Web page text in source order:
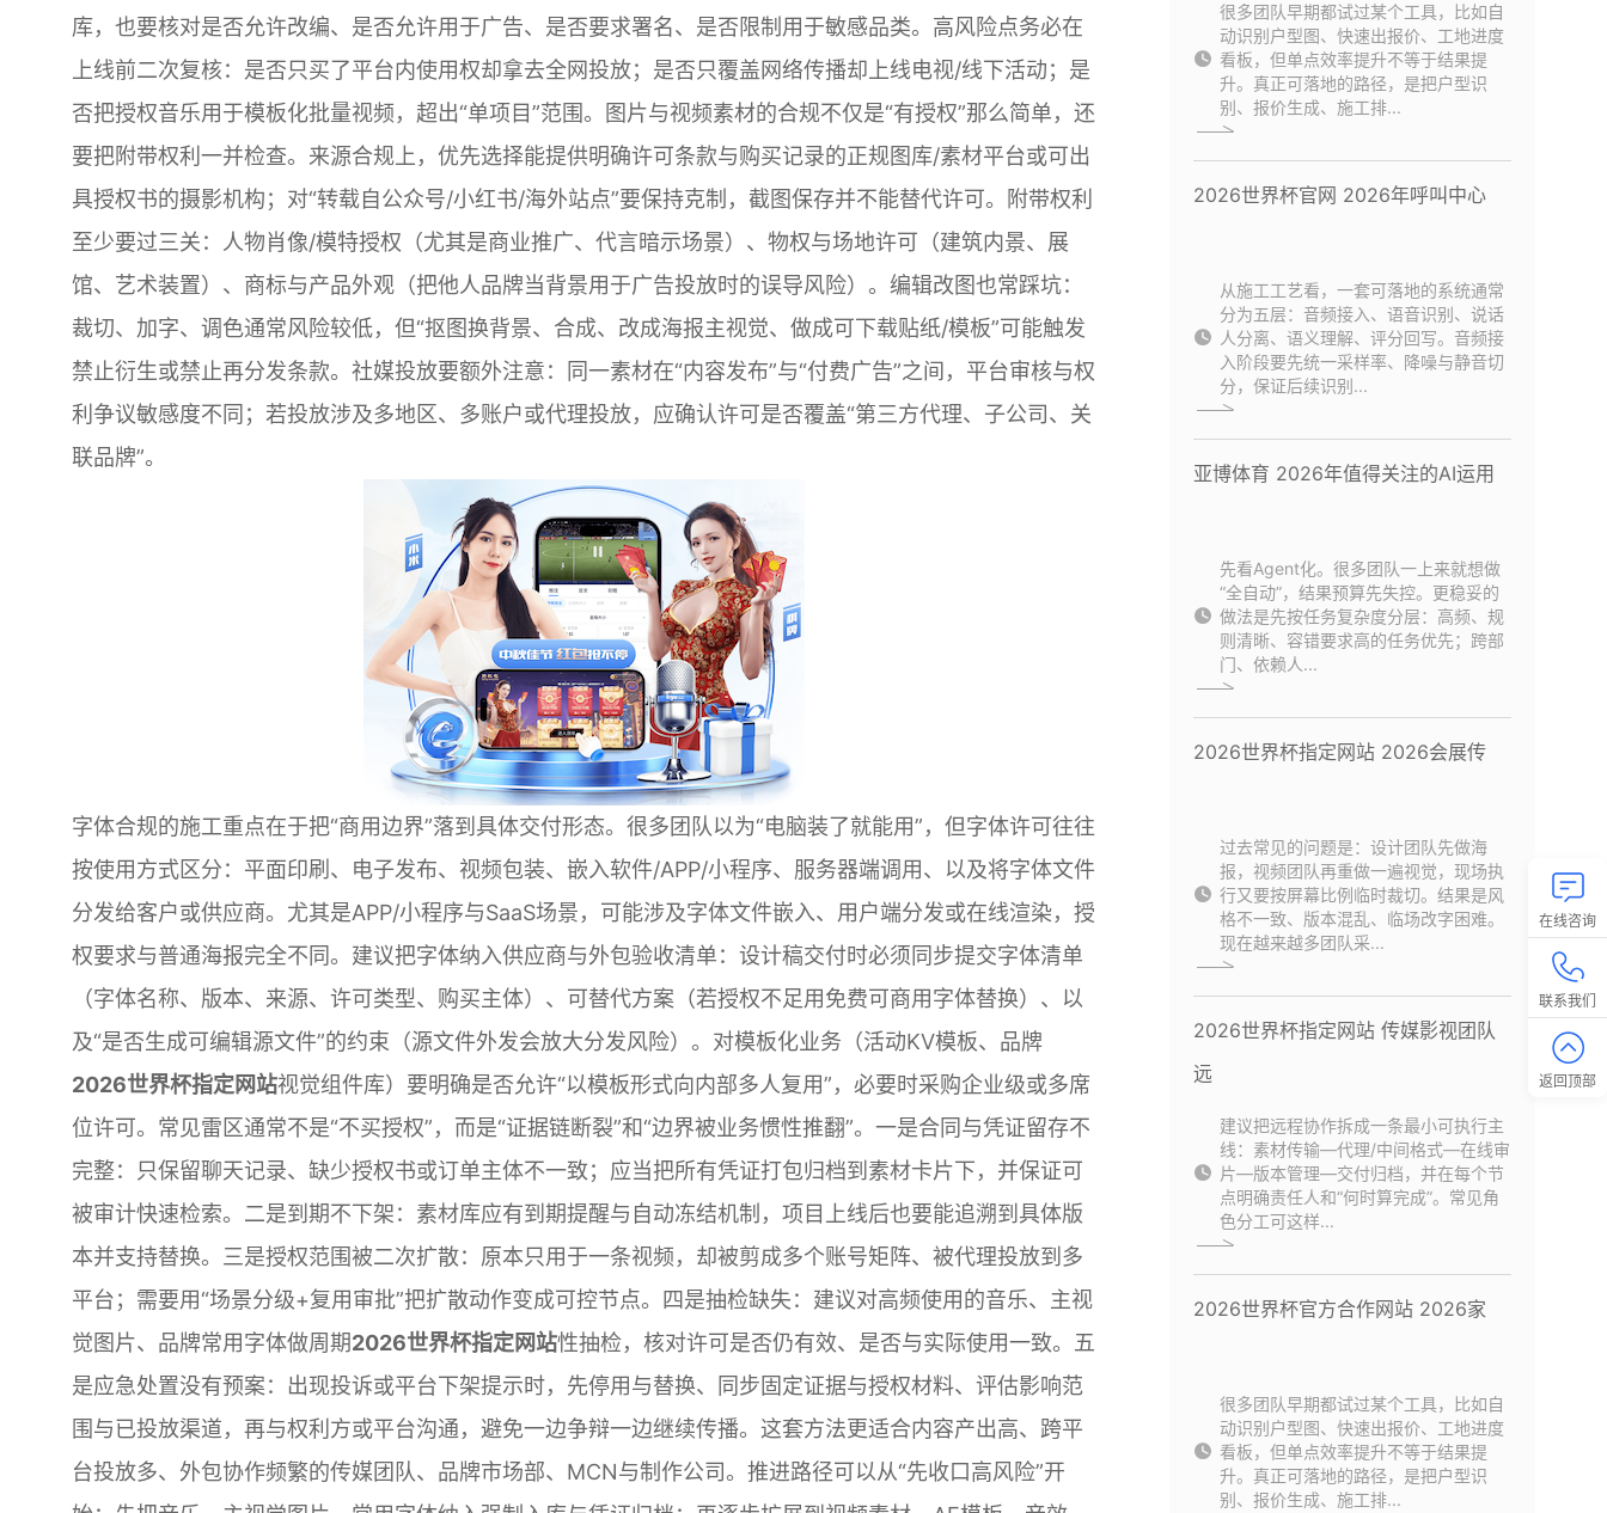
库，也要核对是否允许改编、是否允许用于广告、是否要求署名、是否限制用于敏感品类。高风险点务必在
上线前二次复核：是否只买了平台内使用权却拿去全网投放；是否只覆盖网络传播却上线电视/线下活动；是
否把授权音乐用于模板化批量视频，超出“单项目”范围。图片与视频素材的合规不仅是“有授权”那么简单，还
要把附带权利一并检查。来源合规上，优先选择能提供明确许可条款与购买记录的正规图库/素材平台或可出
具授权书的摄影机构；对“转载自公众号/小红书/海外站点”要保持克制，截图保存并不能替代许可。附带权利
至少要过三关：人物肖像/模特授权（尤其是商业推广、代言暗示场景）、物权与场地许可（建筑内景、展
馆、艺术装置）、商标与产品外观（把他人品牌当背景用于广告投放时的误导风险）。编辑改图也常踩坑：
裁切、加字、调色通常风险较低，但“抠图换背景、合成、改成海报主视觉、做成可下载贴纸/模板”可能触发
禁止衍生或禁止再分发条款。社媒投放要额外注意：同一素材在“内容发布”与“付费广告”之间，平台审核与权
利争议敏感度不同；若投放涉及多地区、多账户或代理投放，应确认许可是否覆盖“第三方代理、子公司、关
联品牌”。
字体合规的施工重点在于把“商用边界”落到具体交付形态。很多团队以为“电脑装了就能用”，但字体许可往往
按使用方式区分：平面印刷、电子发布、视频包装、嵌入软件/APP/小程序、服务器端调用、以及将字体文件
分发给客户或供应商。尤其是APP/小程序与SaaS场景，可能涉及字体文件嵌入、用户端分发或在线渲染，授
权要求与普通海报完全不同。建议把字体纳入供应商与外包验收清单：设计稿交付时必须同步提交字体清单
（字体名称、版本、来源、许可类型、购买主体）、可替代方案（若授权不足用免费可商用字体替换）、以
及“是否生成可编辑源文件”的约束（源文件外发会放大分发风险）。对模板化业务（活动KV模板、品牌
2026世界杯指定网站视觉组件库）要明确是否允许“以模板形式向内部多人复用”，必要时采购企业级或多席
位许可。常见雷区通常不是“不买授权”，而是“证据链断裂”和“边界被业务惯性推翻”。一是合同与凭证留存不
完整：只保留聊天记录、缺少授权书或订单主体不一致；应当把所有凭证打包归档到素材卡片下，并保证可
被审计快速检索。二是到期不下架：素材库应有到期提醒与自动冻结机制，项目上线后也要能追溯到具体版
本并支持替换。三是授权范围被二次扩散：原本只用于一条视频，却被剪成多个账号矩阵、被代理投放到多
平台；需要用“场景分级+复用审批”把扩散动作变成可控节点。四是抽检缺失：建议对高频使用的音乐、主视
觉图片、品牌常用字体做周期2026世界杯指定网站性抽检，核对许可是否仍有效、是否与实际使用一致。五
是应急处置没有预案：出现投诉或平台下架提示时，先停用与替换、同步固定证据与授权材料、评估影响范
围与已投放渠道，再与权利方或平台沟通，避免一边争辩一边继续传播。这套方法更适合内容产出高、跨平
台投放多、外包协作频繁的传媒团队、品牌市场部、MCN与制作公司。推进路径可以从“先收口高风险”开
很多团队早期都试过某个工具，比如自
动识别户型图、快速出报价、工地进度
看板，但单点效率提升不等于结果提
升。真正可落地的路径，是把户型识
别、报价生成、施工排...
2026世界杯官网 2026年呼叫中心
从施工工艺看，一套可落地的系统通常
分为五层：音频接入、语音识别、说话
人分离、语义理解、评分回写。音频接
入阶段要先统一采样率、降噪与静音切
分，保证后续识别...
亚博体育 2026年值得关注的AI运用
先看Agent化。很多团队一上来就想做
“全自动”，结果预算先失控。更稳妥的
做法是先按任务复杂度分层：高频、规
则清晰、容错要求高的任务优先；跨部
门、依赖人...
2026世界杯指定网站 2026会展传
过去常见的问题是：设计团队先做海
报，视频团队再重做一遍视觉，现场执
行又要按屏幕比例临时裁切。结果是风
格不一致、版本混乱、临场改字困难。
现在越来越多团队采...
2026世界杯指定网站 传媒影视团队
远
建议把远程协作拆成一条最小可执行主
线：素材传输—代理/中间格式—在线审
片—版本管理—交付归档，并在每个节
点明确责任人和“何时算完成”。常见角
色分工可这样...
2026世界杯官方合作网站 2026家
很多团队早期都试过某个工具，比如自
动识别户型图、快速出报价、工地进度
看板，但单点效率提升不等于结果提
升。真正可落地的路径，是把户型识
别、报价生成、施工排...
在线咨询
联系我们
返回顶部